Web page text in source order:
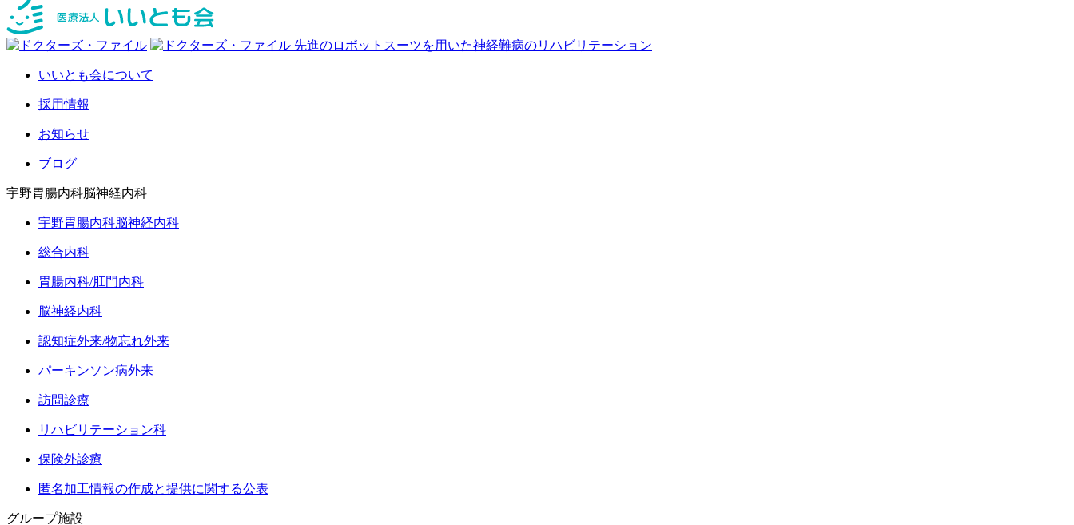
いいとも会について
採用情報
お知らせ
ブログ
宇野胃腸内科脳神経内科
宇野胃腸内科脳神経内科
総合内科
胃腸内科/肛門内科
脳神経内科
認知症外来/物忘れ外来
パーキンソン病外来
訪問診療
リハビリテーション科
保険外診療
匿名加工情報の作成と提供に関する公表
グループ施設